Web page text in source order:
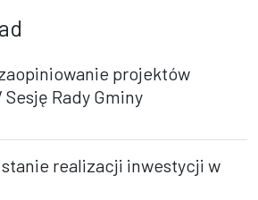
projektów
Sesję Rady Gminy
realizacji inwestycji w